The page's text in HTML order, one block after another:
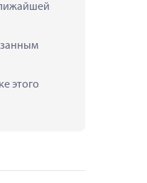
этого